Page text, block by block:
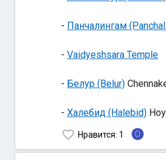
- Панчалингам
- Vaidyeshsara Temple
- Белур (Belur)
- Халебид (Halebid)
Нравится: 1 O